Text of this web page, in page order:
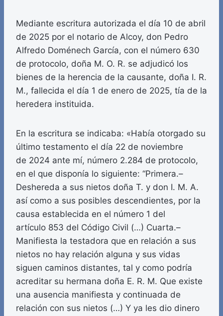
Mediante escritura autorizada el día 10 de abril
de 2025 por el notario de Alcoy, don Pedro
Alfredo Doménech García, con el número 630
de protocolo, doña M. O. R. se adjudicó los
bienes de la herencia de la causante, doña I. R.
M., fallecida el día 1 de enero de 2025, tía de la
heredera instituida.
En la escritura se indicaba: «Había otorgado su
último testamento el día 22 de noviembre
de 2024 ante mí, número 2.284 de protocolo,
en el que disponía lo siguiente: “Primera.–
Deshereda a sus nietos doña T. y don I. M. A.
así como a sus posibles descendientes, por la
causa establecida en el número 1 del
artículo 853 del Código Civil (…) Cuarta.–
Manifiesta la testadora que en relación a sus
nietos no hay relación alguna y sus vidas
siguen caminos distantes, tal y como podría
acreditar su hermana doña E. R. M. Que existe
una ausencia manifiesta y continuada de
relación con sus nietos (…) Y ya les dio dinero